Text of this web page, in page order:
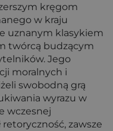
kręgom
w kraju
uznanym klasykiem
twórcą budzącym
Jego
moralnych i
swobodną grą
wyrazu w
wczesnej
zawsze